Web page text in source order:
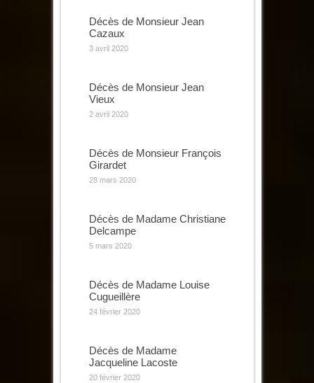
Décès de Monsieur Jean
Cazaux
3 avril 2020
Décès de Monsieur Jean
Vieux
2 avril 2020
Décès de Monsieur François
Girardet
28 mars 2020
Décès de Madame Christiane
Delcampe
5 mars 2020
Décès de Madame Louise
Cugueillère
24 février 2020
Décès de Madame
Jacqueline Lacoste
20 février 2020